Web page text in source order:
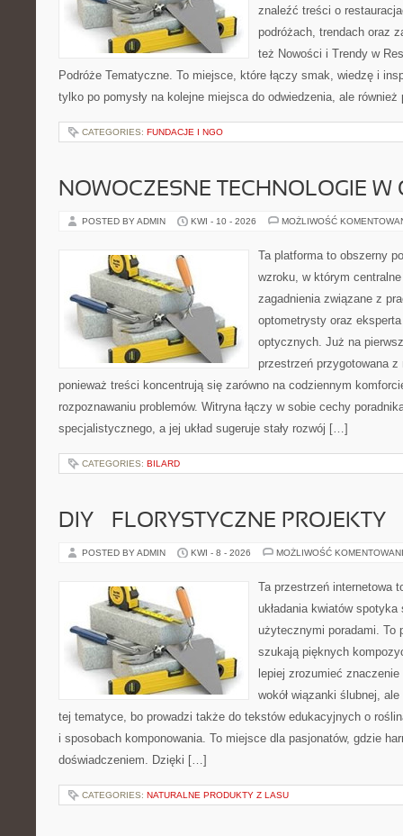
znaleźć treści o
podróżach, trendach oraz
też Nowości i Trendy w
Podróże Tematyczne. To miejsce, które łączy smak, wiedzę i
tylko po pomysły na kolejne miejsca do odwiedzenia, ale
CATEGORIES: FUNDACJE I NGO
NOWOCZESNE TECHNOLOGIE W
POSTED BY ADMIN KWI - 10 - 2026 MOŻLIWOŚĆ
Ta platforma to obszerny
wzroku, w którym
zagadnienia związane z
optometrysty oraz
optycznych. Już na
przestrzeń przygotowana
ponieważ treści koncentrują się zarówno na codziennym
rozpoznawaniu problemów. Witryna łączy w sobie cechy
specjalistycznego, a jej układ sugeruje stały rozwój […]
CATEGORIES: BILARD
DIY – FLORYSTYCZNE PROJEKTY
POSTED BY ADMIN KWI - 8 - 2026 MOŻLIWOŚĆ
Ta przestrzeń internetowa
układania kwiatów
użytecznymi poradami. To
szukają pięknych
lepiej zrozumieć
wokół wiązanki ślubnej,
tej tematyce, bo prowadzi także do tekstów edukacyjnych o
i sposobach komponowania. To miejsce dla pasjonatów, gdzie
doświadczeniem. Dzięki […]
CATEGORIES: NATURALNE PRODUKTY Z LASU